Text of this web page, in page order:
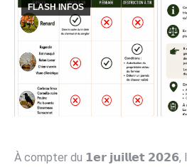
FLASH INFOS
À compter du 𝟭𝗲𝗿 𝗷𝘂𝗶𝗹𝗹𝗲𝘁 𝟮𝟬𝟮𝟲,